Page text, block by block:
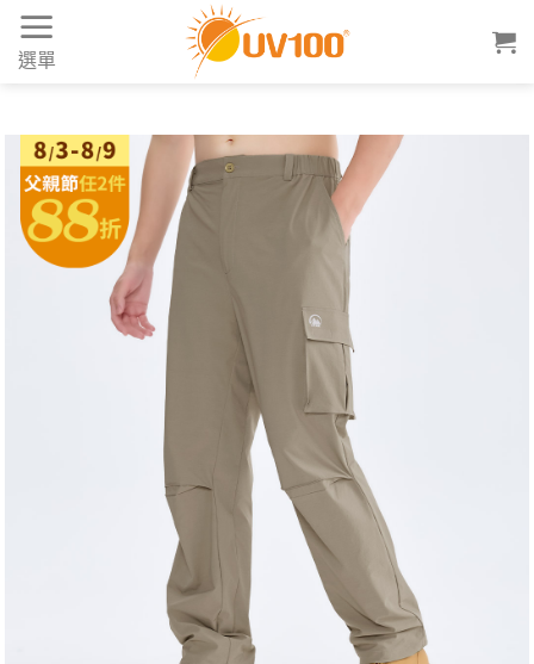
Skip
content
選單